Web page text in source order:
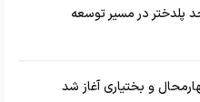
پلدختر در مسیر توسعه
و بختیاری آغاز شد